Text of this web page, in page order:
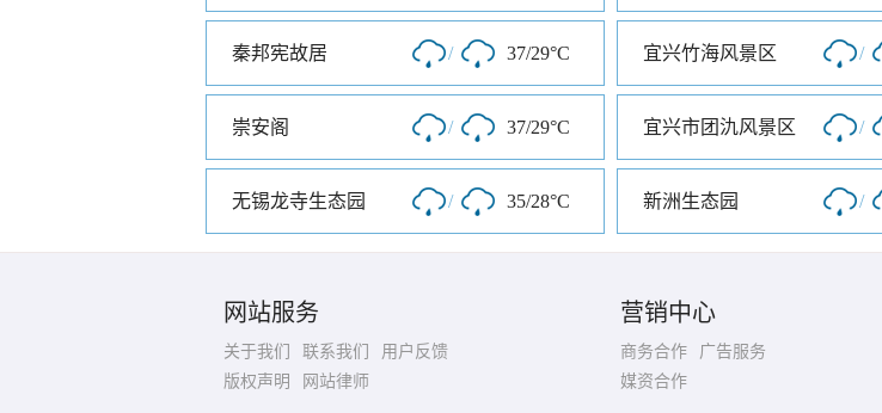
秦邦宪故居 / 37/29°C 宜兴竹海风景区 /
崇安阁 / 37/29°C 宜兴市团氿风景区 /
无锡龙寺生态园 / 35/28°C 新洲生态园 /
网站服务
关于我们 联系我们
用户反馈
版权声明
网站律师
营销中心
商务合作
广告服务
媒资合作